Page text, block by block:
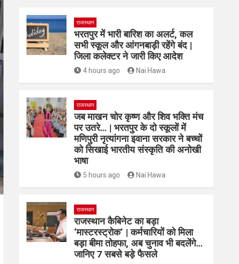
राजस्थान
भरतपुर में भारी बारिश का अलर्ट, कल
सभी स्कूल और आंगनबाड़ी रहेंगे बंद |
जिला कलेक्टर ने जारी किए आदेश
4 hours ago Nai Hawa
राजस्थान
जब माखन चोर कृष्ण और शिव भक्ति मंच
पर उतरे… | भरतपुर के दो स्कूलों में
मणिपुरी नृत्यांगना इवाना सरकार ने बच्चों
को सिखाई भारतीय संस्कृति की अनोखी
भाषा
5 hours ago Nai Hawa
राजस्थान
राजस्थान कैबिनेट का बड़ा
‘मास्टरस्ट्रोक’ | कर्मचारियों को मिला
बड़ा बीमा तोहफा, अब चुनाव भी बदलेंगे…
जानिए 7 सबसे बड़े फैसले